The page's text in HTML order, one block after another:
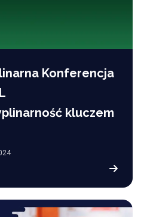
Konferencja
kluczem